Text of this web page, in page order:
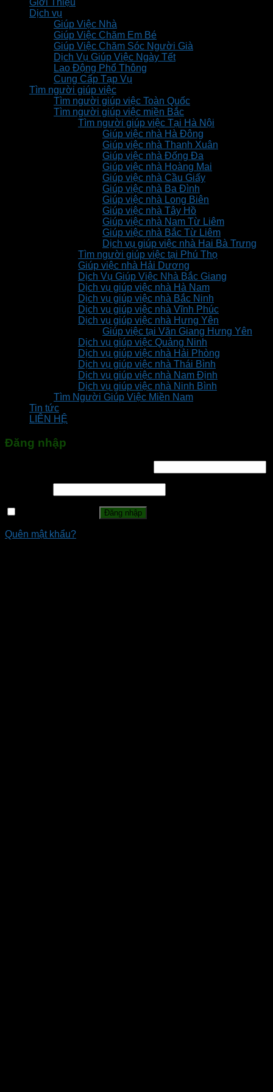
Giới Thiệu
Dịch vụ
Giúp Việc Nhà
Giúp Việc Chăm Em Bé
Giúp Việc Chăm Sóc Người Già
Dịch Vụ Giúp Việc Ngày Tết
Lao Động Phổ Thông
Cung Cấp Tạp Vụ
Tìm người giúp việc
Tìm người giúp việc Toàn Quốc
Tìm người giúp việc miền Bắc
Tìm người giúp việc Tại Hà Nội
Giúp việc nhà Hà Đông
Giúp việc nhà Thanh Xuân
Giúp việc nhà Đống Đa
Giúp việc nhà Hoàng Mai
Giúp việc nhà Cầu Giấy
Giúp việc nhà Ba Đình
Giúp việc nhà Long Biên
Giúp việc nhà Tây Hồ
Giúp việc nhà Nam Từ Liêm
Giúp việc nhà Bắc Từ Liêm
Dịch vụ giúp việc nhà Hai Bà Trưng
Tìm người giúp việc tại Phú Thọ
Giúp việc nhà Hải Dương
Dịch Vụ Giúp Việc Nhà Bắc Giang
Dịch vụ giúp việc nhà Hà Nam
Dịch vụ giúp việc nhà Bắc Ninh
Dịch vụ giúp việc nhà Vĩnh Phúc
Dịch vụ giúp việc nhà Hưng Yên
Giúp việc tại Văn Giang Hưng Yên
Dịch vụ giúp việc Quảng Ninh
Dịch vụ giúp việc nhà Hải Phòng
Dịch vụ giúp việc nhà Thái Bình
Dịch vụ giúp việc nhà Nam Định
Dịch vụ giúp việc nhà Ninh Bình
Tìm Người Giúp Việc Miền Nam
Tin tức
LIÊN HỆ
Đăng nhập
Đăng nhập
Quên mật khẩu?